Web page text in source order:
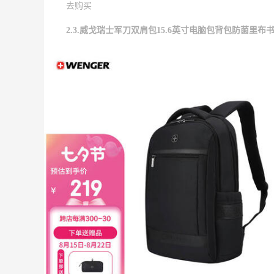
去购买
2.3.威戈瑞士军刀双肩包15.6英寸电脑包背包防菌里布